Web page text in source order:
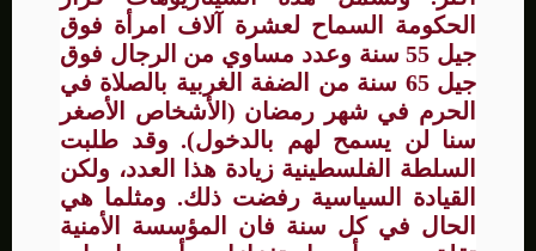
الحكومة السماح لعشرة آلاف امرأة فوق
جيل 55 سنة وعدد مساوي من الرجال فوق
جيل 65 سنة من الضفة الغربية بالصلاة في
الحرم في شهر رمضان (الأشخاص الأصغر
سنا لن يسمح لهم بالدخول). وقد طلبت
السلطة الفلسطينية زيادة هذا العدد، ولكن
القيادة السياسية رفضت ذلك. ومثلما هي
الحال في كل سنة فان المؤسسة الأمنية